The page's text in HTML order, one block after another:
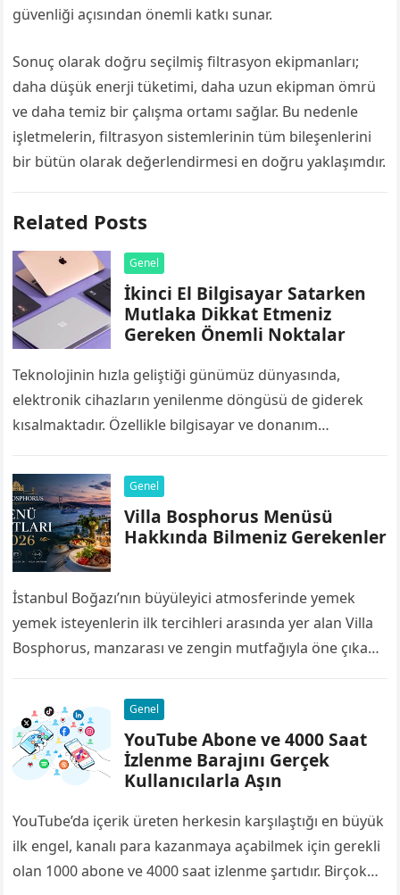
güvenliği açısından önemli katkı sunar.
Sonuç olarak doğru seçilmiş filtrasyon ekipmanları;
daha düşük enerji tüketimi, daha uzun ekipman ömrü
ve daha temiz bir çalışma ortamı sağlar. Bu nedenle
işletmelerin, filtrasyon sistemlerinin tüm bileşenlerini
bir bütün olarak değerlendirmesi en doğru yaklaşımdır.
Related Posts
Genel
İkinci El Bilgisayar Satarken
Mutlaka Dikkat Etmeniz
Gereken Önemli Noktalar
Teknolojinin hızla geliştiği günümüz dünyasında,
elektronik cihazların yenilenme döngüsü de giderek
kısalmaktadır. Özellikle bilgisayar ve donanım
sistem gereksinimleri nedeniyle birkaç yıl…
Genel
Villa Bosphorus Menüsü
Hakkında Bilmeniz Gerekenler
İstanbul Boğazı’nın büyüleyici atmosferinde yemek
yemek isteyenlerin ilk tercihleri arasında yer alan Villa
Bosphorus, manzarası ve zengin mutfağıyla öne çıkan
yemeklerine, kahvaltı…
Genel
YouTube Abone ve 4000 Saat
İzlenme Barajını Gerçek
Kullanıcılarla Aşın
YouTube’da içerik üreten herkesin karşılaştığı en büyük
ilk engel, kanalı para kazanmaya açabilmek için gerekli
olan 1000 abone ve 4000 saat izlenme şartıdır. Birçok